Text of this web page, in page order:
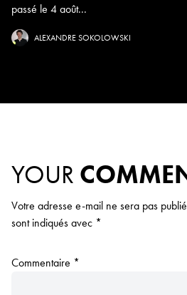
passé le 4 août...
ALEXANDRE SOKOLOWSKI
YOUR
Votre adresse e-mail ne sera pas
sont indiqués avec *
Commentaire *